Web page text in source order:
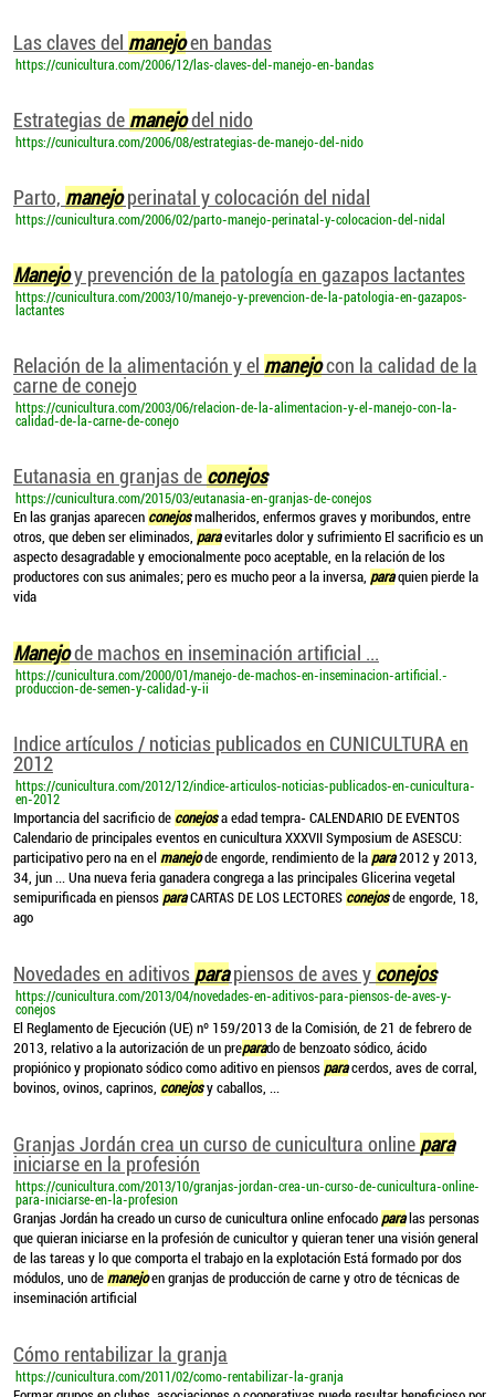
Las claves del manejoen bandas
https://cunicultura.com/2006/12/las-claves-del-manejo-en-bandas
Estrategias de manejodel nido
https://cunicultura.com/2006/08/estrategias-de-manejo-del-nido
Parto, manejoperinatal y colocación del nidal
https://cunicultura.com/2006/02/parto-manejo-perinatal-y-colocacion-del-nidal
Manejoy prevención de la patología en gazapos lactantes
https://cunicultura.com/2003/10/manejo-y-prevencion-de-la-patologia-en-gazapos-
lactantes
Relación de la alimentación y el manejocon la calidad de la
carne de conejo
https://cunicultura.com/2003/06/relacion-de-la-alimentacion-y-el-manejo-con-la-
calidad-de-la-carne-de-conejo
Eutanasia en granjas de conejos
https://cunicultura.com/2015/03/eutanasia-en-granjas-de-conejos
En las granjas aparecen conejosmalheridos, enfermos graves y moribundos, entre
otros, que deben ser eliminados, paraevitarles dolor y sufrimiento El sacrificio es un
aspecto desagradable y emocionalmente poco aceptable, en la relación de los
productores con sus animales; pero es mucho peor a la inversa, paraquien pierde la
vida
Manejode machos en inseminación artificial ...
https://cunicultura.com/2000/01/manejo-de-machos-en-inseminacion-artificial.-
produccion-de-semen-y-calidad-y-ii
Indice artículos / noticias publicados en CUNICULTURA en
2012
https://cunicultura.com/2012/12/indice-articulos-noticias-publicados-en-cunicultura-
en-2012
Importancia del sacrificio de conejosa edad tempra- CALENDARIO DE EVENTOS
Calendario de principales eventos en cunicultura XXXVII Symposium de ASESCU:
participativo pero na en el manejode engorde, rendimiento de la para2012 y 2013,
34, jun ... Una nueva feria ganadera congrega a las principales Glicerina vegetal
semipurificada en piensos paraCARTAS DE LOS LECTORES conejosde engorde, 18,
ago
Novedades en aditivos parapiensos de aves y conejos
https://cunicultura.com/2013/04/novedades-en-aditivos-para-piensos-de-aves-y-
conejos
El Reglamento de Ejecución (UE) nº 159/2013 de la Comisión, de 21 de febrero de
2013, relativo a la autorización de un preparado de benzoato sódico, ácido
propiónico y propionato sódico como aditivo en piensos paracerdos, aves de corral,
bovinos, ovinos, caprinos, conejosy caballos, ...
Granjas Jordán crea un curso de cunicultura online para
iniciarse en la profesión
https://cunicultura.com/2013/10/granjas-jordan-crea-un-curso-de-cunicultura-online-
para-iniciarse-en-la-profesion
Granjas Jordán ha creado un curso de cunicultura online enfocado paralas personas
que quieran iniciarse en la profesión de cunicultor y quieran tener una visión general
de las tareas y lo que comporta el trabajo en la explotación Está formado por dos
módulos, uno de manejoen granjas de producción de carne y otro de técnicas de
inseminación artificial
Cómo rentabilizar la granja
https://cunicultura.com/2011/02/como-rentabilizar-la-granja